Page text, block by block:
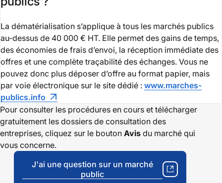
La dématérialisation s’applique à tous les marchés publics
au-dessus de 40 000 € HT. Elle permet des gains de temps,
des économies de frais d’envoi, la réception immédiate des
offres et une complète traçabilité des échanges. Vous ne
pouvez donc plus déposer d’offre au format papier, mais
par voie électronique sur le site dédié : www.marches-
publics.info
Pour consulter les procédures en cours et télécharger
gratuitement les dossiers de consultation des
entreprises, cliquez sur le bouton Avis du marché qui
vous concerne.
J'ai une question sur un marché
public